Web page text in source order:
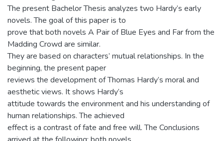
The present Bachelor Thesis analyzes two Hardy’s early
novels. The goal of this paper is to
prove that both novels A Pair of Blue Eyes and Far from the
Madding Crowd are similar.
They are based on characters’ mutual relationships. In the
beginning, the present paper
reviews the development of Thomas Hardy’s moral and
aesthetic views. It shows Hardy’s
attitude towards the environment and his understanding of
human relationships. The achieved
effect is a contrast of fate and free will. The Conclusions